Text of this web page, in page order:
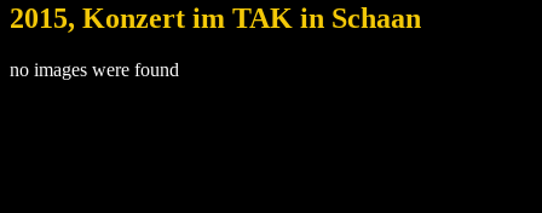
2015, Konzert im TAK in Schaan
no images were found